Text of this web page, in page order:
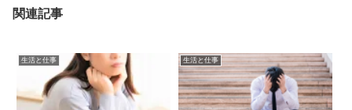
関連記事
生活と仕事 生活と仕事